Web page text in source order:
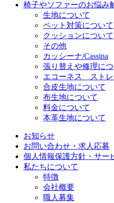
椅子やソファーのお悩み
生地について
ペット対策について
クッションについて
その他
カッシーナ/Cassina
張り替えや修理に
エコーネス ストレ
合皮生地について
布生地について
料金について
本革生地について
お知らせ
お問い合わせ・求人応募
個人情報保護方針・サー
私たちについて
特徴
会社概要
職人募集